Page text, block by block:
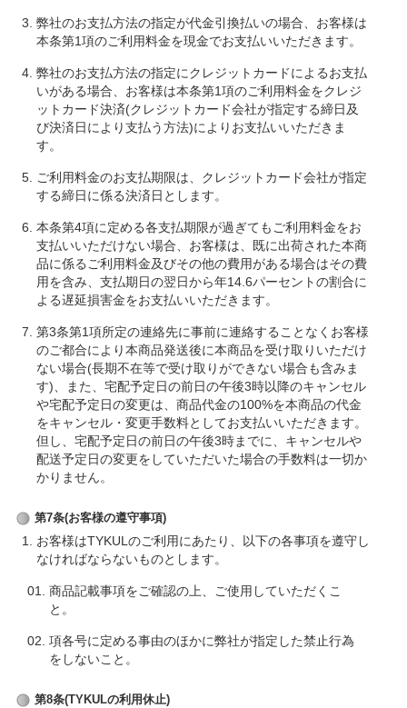
弊社のお支払方法の指定が代金引換払いの場合、お客様は
本条第1項のご利用料金を現金でお支払いいただきます。
弊社のお支払方法の指定にクレジットカードによるお支払
いがある場合、お客様は本条第1項のご利用料金をクレジ
ットカード決済(クレジットカード会社が指定する締日及
び決済日により支払う方法)によりお支払いいただきま
す。
ご利用料金のお支払期限は、クレジットカード会社が指定
する締日に係る決済日とします。
本条第4項に定める各支払期限が過ぎてもご利用料金をお
支払いいただけない場合、お客様は、既に出荷された本商
品に係るご利用料金及びその他の費用がある場合はその費
用を含み、支払期日の翌日から年14.6パーセントの割合に
よる遅延損害金をお支払いいただきます。
第3条第1項所定の連絡先に事前に連絡することなくお客様
のご都合により本商品発送後に本商品を受け取りいただけ
ない場合(長期不在等で受け取りができない場合も含みま
す)、また、宅配予定日の前日の午後3時以降のキャンセル
や宅配予定日の変更は、商品代金の100%を本商品の代金
をキャンセル・変更手数料としてお支払いいただきます。
但し、宅配予定日の前日の午後3時までに、キャンセルや
配送予定日の変更をしていただいた場合の手数料は一切か
かりません。
第7条(お客様の遵守事項)
お客様はTYKULのご利用にあたり、以下の各事項を遵守し
なければならないものとします。
商品記載事項をご確認の上、ご使用していただくこ
と。
項各号に定める事由のほかに弊社が指定した禁止行為
をしないこと。
第8条(TYKULの利用休止)